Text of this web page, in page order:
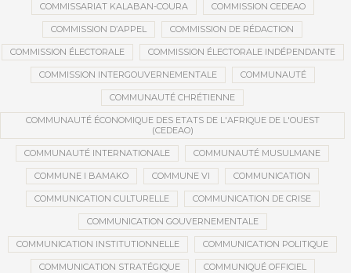
COMMISSARIAT KALABAN-COURA COMMISSION CEDEAO
COMMISSION D’APPEL COMMISSION DE RÉDACTION
COMMISSION ÉLECTORALE COMMISSION ÉLECTORALE INDÉPENDANTE
COMMISSION INTERGOUVERNEMENTALE COMMUNAUTÉ
COMMUNAUTÉ CHRÉTIENNE
COMMUNAUTÉ ÉCONOMIQUE DES ETATS DE L'AFRIQUE DE L'OUEST
(CEDEAO)
COMMUNAUTÉ INTERNATIONALE COMMUNAUTÉ MUSULMANE
COMMUNE I BAMAKO COMMUNE VI COMMUNICATION
COMMUNICATION CULTURELLE COMMUNICATION DE CRISE
COMMUNICATION GOUVERNEMENTALE
COMMUNICATION INSTITUTIONNELLE COMMUNICATION POLITIQUE
COMMUNICATION STRATÉGIQUE COMMUNIQUÉ OFFICIEL